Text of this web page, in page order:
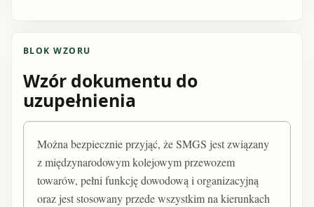
BLOK WZORU
Wzór dokumentu do
uzupełnienia
Można bezpiecznie przyjąć, że SMGS jest związany
z międzynarodowym kolejowym przewozem
towarów, pełni funkcję dowodową i organizacyjną
oraz jest stosowany przede wszystkim na kierunkach